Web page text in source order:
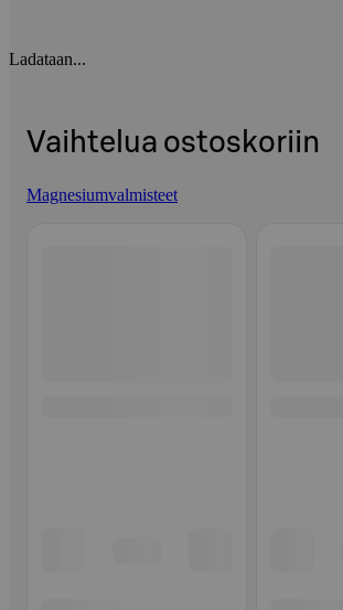
Ladataan...
Vaihtelua ostoskoriin
Magnesiumvalmisteet